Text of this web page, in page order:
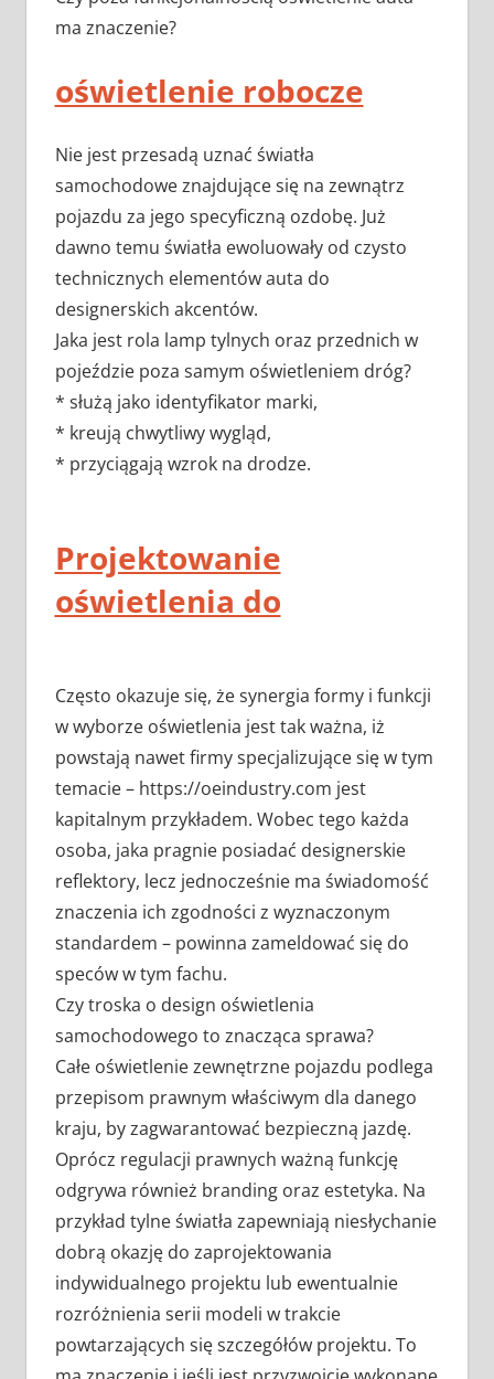
ma znaczenie?
oświetlenie robocze
Nie jest przesadą uznać światła
samochodowe znajdujące się na zewnątrz
pojazdu za jego specyficzną ozdobę. Już
dawno temu światła ewoluowały od czysto
technicznych elementów auta do
designerskich akcentów.
Jaka jest rola lamp tylnych oraz przednich w
pojeździe poza samym oświetleniem dróg?
* służą jako identyfikator marki,
* kreują chwytliwy wygląd,
* przyciągają wzrok na drodze.
Projektowanie
oświetlenia do
Często okazuje się, że synergia formy i funkcji
w wyborze oświetlenia jest tak ważna, iż
powstają nawet firmy specjalizujące się w tym
temacie – https://oeindustry.com jest
kapitalnym przykładem. Wobec tego każda
osoba, jaka pragnie posiadać designerskie
reflektory, lecz jednocześnie ma świadomość
znaczenia ich zgodności z wyznaczonym
standardem – powinna zameldować się do
speców w tym fachu.
Czy troska o design oświetlenia
samochodowego to znacząca sprawa?
Całe oświetlenie zewnętrzne pojazdu podlega
przepisom prawnym właściwym dla danego
kraju, by zagwarantować bezpieczną jazdę.
Oprócz regulacji prawnych ważną funkcję
odgrywa również branding oraz estetyka. Na
przykład tylne światła zapewniają niesłychanie
dobrą okazję do zaprojektowania
indywidualnego projektu lub ewentualnie
rozróżnienia serii modeli w trakcie
powtarzających się szczegółów projektu. To